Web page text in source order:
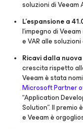
soluzioni di Veeam
L’espansione a
l’impegno di
e VAR alle
Ricavi dalla
crescita rispetto
Veeam è stata
Microsoft Partner
“Application
Solution”. Il
e Veeam è